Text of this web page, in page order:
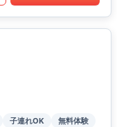
子連れOK
無料体験